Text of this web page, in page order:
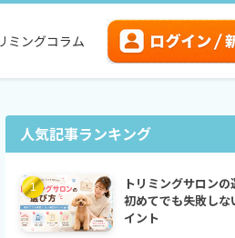
ミングコラム
人気記事ランキング
トリミングサロンの
初めてでも失敗しな
イント